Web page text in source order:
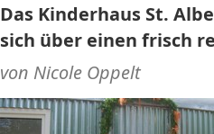
Das Kinderhaus St.
sich über einen frisch
von Nicole Oppelt